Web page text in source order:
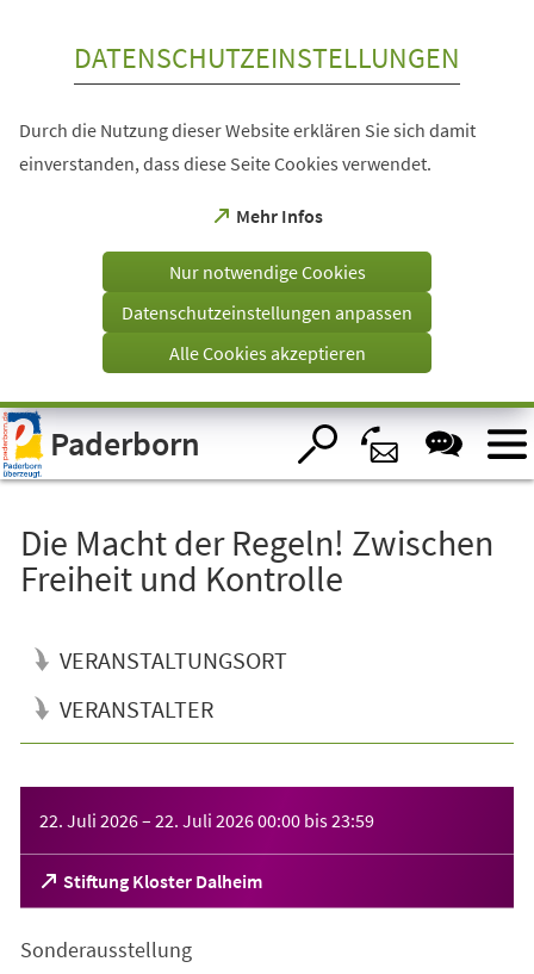
Visuelle
Assistenzsoftware
öffnen.
DATENSCHUTZEINSTELLUNGEN
Durch die Nutzung dieser Website erklären Sie sich damit
einverstanden, dass diese Seite Cookies verwendet.
Mehr Infos
(Öffnet
einem
Tab)
Nur notwendige Cookies
Datenschutzeinstellungen anpassen
Alle Cookies akzeptieren
Paderborn
Die Macht der Regeln! Zwischen
Freiheit und Kontrolle
VERANSTALTUNGSORT
VERANSTALTER
22. Juli 2026– 22. Juli 202600:00 bis23:59
Stiftung Kloster Dalheim
(Öffnet
in
neuen
Sonderausstellung